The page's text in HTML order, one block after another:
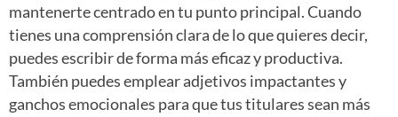
mantenerte centrado en tu punto principal. Cuando
tienes una comprensión clara de lo que quieres decir,
puedes escribir de forma más eficaz y productiva.
También puedes emplear adjetivos impactantes y
ganchos emocionales para que tus titulares sean más